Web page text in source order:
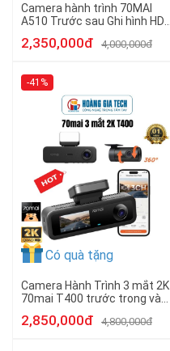
Camera hành trình 70MAI
A510 Trước sau Ghi hình HDR
Bản Quốc tế Chính hãng
2,350,000đ 4,000,000đ
-41%
Có quà tặng
Camera Hành Trình 3 mắt 2K
70mai T400 trước trong và
2,850,000đ 4,800,000đ